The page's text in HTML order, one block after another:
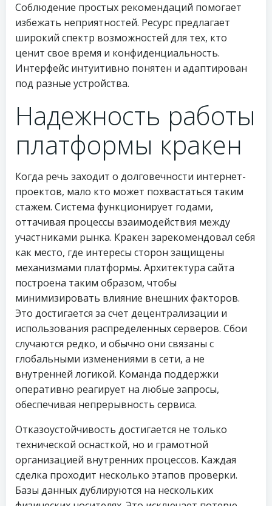
Соблюдение простых рекомендаций помогает
избежать неприятностей. Ресурс предлагает
широкий спектр возможностей для тех, кто
ценит свое время и конфиденциальность.
Интерфейс интуитивно понятен и адаптирован
под разные устройства.
Надежность работы
платформы кракен
Когда речь заходит о долговечности интернет-
проектов, мало кто может похвастаться таким
стажем. Система функционирует годами,
оттачивая процессы взаимодействия между
участниками рынка. Кракен зарекомендовал себя
как место, где интересы сторон защищены
механизмами платформы. Архитектура сайта
построена таким образом, чтобы
минимизировать влияние внешних факторов.
Это достигается за счет децентрализации и
использования распределенных серверов. Сбои
случаются редко, и обычно они связаны с
глобальными изменениями в сети, а не
внутренней логикой. Команда поддержки
оперативно реагирует на любые запросы,
обеспечивая непрерывность сервиса.
Отказоустойчивость достигается не только
технической оснасткой, но и грамотной
организацией внутренних процессов. Каждая
сделка проходит несколько этапов проверки.
Базы данных дублируются на нескольких